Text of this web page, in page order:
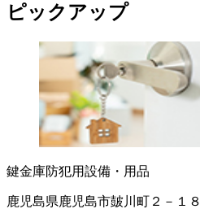
ピックアップ
鍵金庫防犯用設備・用品
鹿児島県鹿児島市皷川町２－１８